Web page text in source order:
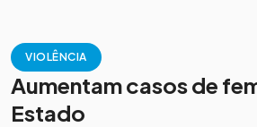
VIOLÊNCIA
Aumentam casos de
Estado